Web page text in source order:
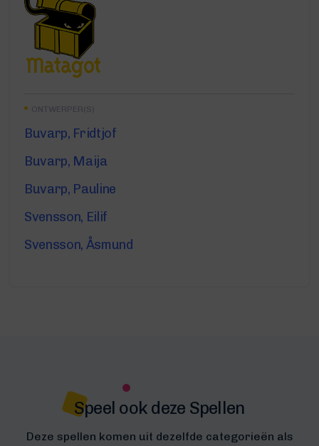
ONTWERPER(S)
Buvarp, Fridtjof
Buvarp, Maija
Buvarp, Pauline
Svensson, Eilif
Svensson, Åsmund
Speel ook deze Spellen
Deze spellen komen uit dezelfde categorieën als